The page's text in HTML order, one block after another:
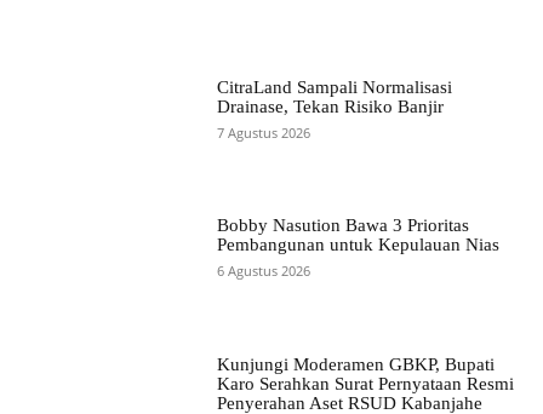
CitraLand Sampali Normalisasi
Drainase, Tekan Risiko Banjir
7 Agustus 2026
Bobby Nasution Bawa 3 Prioritas
Pembangunan untuk Kepulauan Nias
6 Agustus 2026
Kunjungi Moderamen GBKP, Bupati
Karo Serahkan Surat Pernyataan Resmi
Penyerahan Aset RSUD Kabanjahe